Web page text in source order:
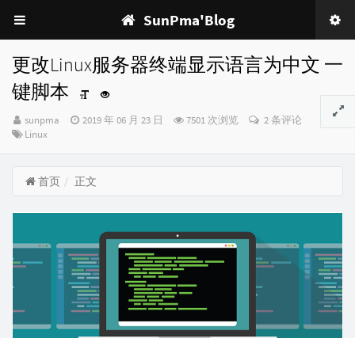
SunPma'Blog
更改Linux服务器终端显示语言为中文 一
键脚本
博
主：
sunpma
发
2019 年 06 月 23 日 7501 次浏览
2 条评论
分
Linux
首页 正文